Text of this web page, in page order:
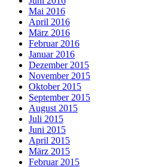
Mai 2016
April 2016
März 2016
Februar 2016
Januar 2016
Dezember 2015
November 2015
Oktober 2015
September 2015
August 2015
Juli 2015
Juni 2015
April 2015
März 2015
Februar 2015